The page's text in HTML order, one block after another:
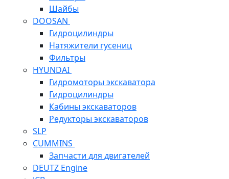
Шайбы
DOOSAN
Гидроцилиндры
Натяжители гусениц
Фильтры
HYUNDAI
Гидромоторы экскаватора
Гидроцилиндры
Кабины экскаваторов
Редукторы экскаваторов
SLP
CUMMINS
Запчасти для двигателей
DEUTZ Engine